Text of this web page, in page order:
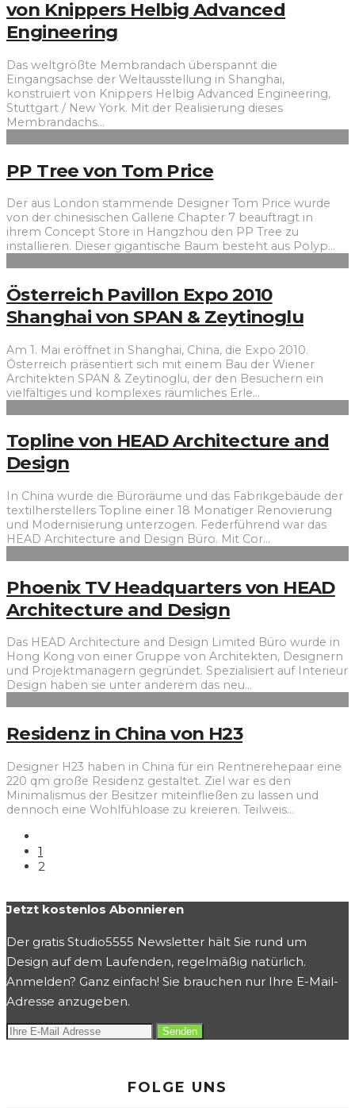
von Knippers Helbig Advanced
Engineering
Das weltgrößte Membrandach überspannt die
Eingangsachse der Weltausstellung in Shanghai,
konstruiert von Knippers Helbig Advanced Engineering,
Stuttgart / New York. Mit der Realisierung dieses
Membrandachs...
PP Tree von Tom Price
Der aus London stammende Designer Tom Price wurde
von der chinesischen Gallerie Chapter 7 beauftragt in
ihrem Concept Store in Hangzhou den PP Tree zu
installieren. Dieser gigantische Baum besteht aus Polyp...
Österreich Pavillon Expo 2010
Shanghai von SPAN & Zeytinoglu
Am 1. Mai eröffnet in Shanghai, China, die Expo 2010.
Österreich präsentiert sich mit einem Bau der Wiener
Architekten SPAN & Zeytinoglu, der den Besuchern ein
vielfältiges und komplexes räumliches Erle...
Topline von HEAD Architecture and
Design
In China wurde die Büroräume und das Fabrikgebäude der
textilherstellers Topline einer 18 Monatiger Renovierung
und Modernisierung unterzogen. Federführend war das
HEAD Architecture and Design Büro. Mit Cor...
Phoenix TV Headquarters von HEAD
Architecture and Design
Das HEAD Architecture and Design Limited Büro wurde in
Hong Kong von einer Gruppe von Architekten, Designern
und Projektmanagern gegründet. Spezialisiert auf Interieur
Design haben sie unter anderem das neu...
Residenz in China von H23
Designer H23 haben in China für ein Rentnerehepaar eine
220 qm große Residenz gestaltet. Ziel war es den
Minimalismus der Besitzer miteinfließen zu lassen und
dennoch eine Wohlfühloase zu kreieren. Teilweis...
1
2
Jetzt kostenlos Abonnieren
Der gratis Studio5555 Newsletter hält Sie rund um
Design auf dem Laufenden, regelmäßig natürlich.
Anmelden? Ganz einfach! Sie brauchen nur Ihre E-Mail-
Adresse anzugeben.
FOLGE UNS